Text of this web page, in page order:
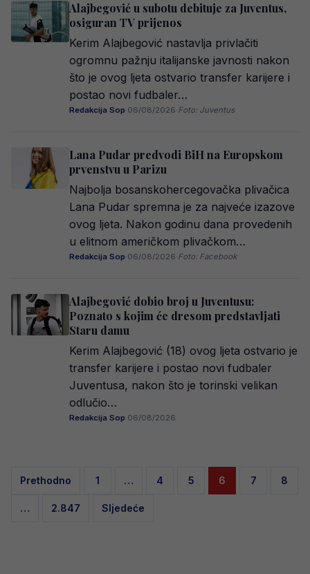
Alajbegović u subotu debituje za Juventus,
osiguran TV prijenos
Kerim Alajbegović nastavlja privlačiti
ogromnu pažnju italijanske javnosti nakon
što je ovog ljeta ostvario transfer karijere i
postao novi fudbaler…
Redakcija Sop·06/08/2026·Foto: Juventus
Lana Pudar predvodi BiH na Europskom
prvenstvu u Parizu
Najbolja bosanskohercegovačka plivačica
Lana Pudar spremna je za najveće izazove
ovog ljeta. Nakon godinu dana provedenih
u elitnom američkom plivačkom…
Redakcija Sop·06/08/2026·Foto: Facebook
Alajbegović dobio broj u Juventusu:
Poznato s kojim će dresom predstavljati
Staru damu
Kerim Alajbegović (18) ovog ljeta ostvario je
transfer karijere i postao novi fudbaler
Juventusa, nakon što je torinski velikan
odlučio…
Redakcija Sop·06/08/2026
Posts
pagination
Prethodno 1 … 4 5 6 7 8
… 2.847 Sljedeće